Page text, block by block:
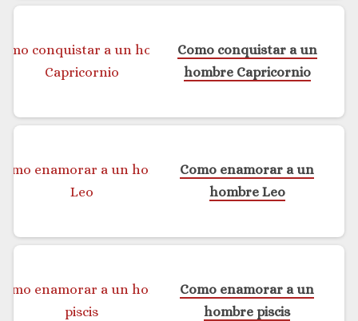
Como conquistar a un
hombre Capricornio
Como enamorar a un
hombre Leo
Como enamorar a un
hombre piscis